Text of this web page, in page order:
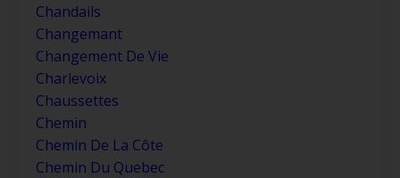
Chandails
Changemant
Changement De Vie
Charlevoix
Chaussettes
Chemin
Chemin De La Côte
Chemin Du Quebec